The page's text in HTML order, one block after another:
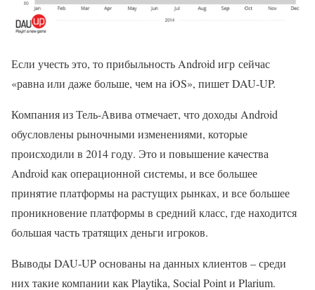
Если учесть это, то прибыльность Android игр сейчас
«равна или даже больше, чем на iOS», пишет DAU-UP.
Компания из Тель-Авива отмечает, что доходы Android
обусловлены рыночными изменениями, которые
происходили в 2014 году. Это и повышение качества
Android как операционной системы, и все большее
принятие платформы на растущих рынках, и все большее
проникновение платформы в средний класс, где находится
большая часть тратящих деньги игроков.
Выводы DAU-UP основаны на данных клиентов – среди
них такие компании как Playtika, Social Point и Plarium.